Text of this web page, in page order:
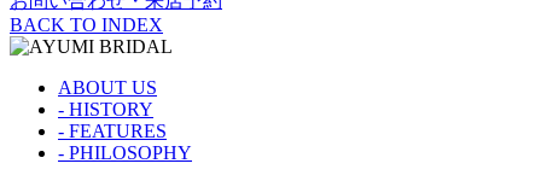
BACK TO INDEX
ABOUT US
- HISTORY
- FEATURES
- PHILOSOPHY